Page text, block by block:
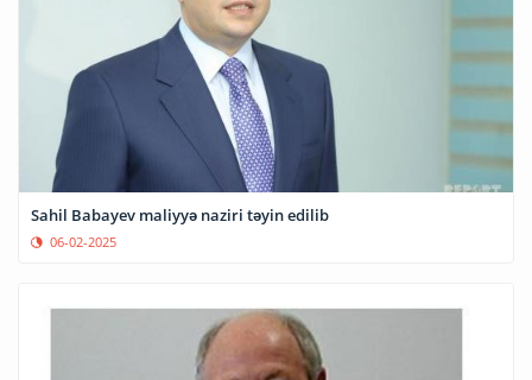
Sahil Babayev maliyyə naziri təyin edilib
06-02-2025